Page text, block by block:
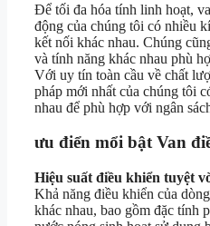
Để tối đa hóa tính linh hoạt,
động của chúng tôi có nhiều
kết nối khác nhau. Chúng
và tính năng khác nhau phù
Với uy tín toàn cầu về chất
pháp mới nhất của chúng tôi
nhau để phù hợp với ngân
ưu điển mổi bật Van
Hiệu suất điều khiển tuyệt
Khả năng điều khiển của
khác nhau, bao gồm đặc tính